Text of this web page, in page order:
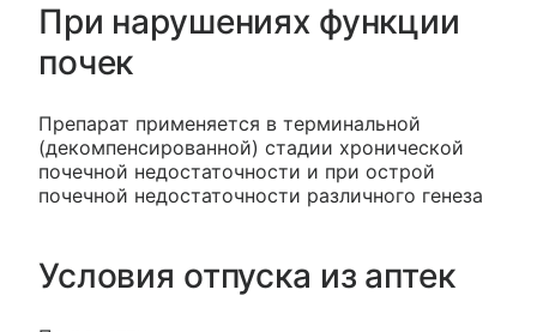
При нарушениях функции
почек
Препарат применяется в терминальной
(декомпенсированной) стадии хронической
почечной недостаточности и при острой
почечной недостаточности различного генеза
Условия отпуска из аптек